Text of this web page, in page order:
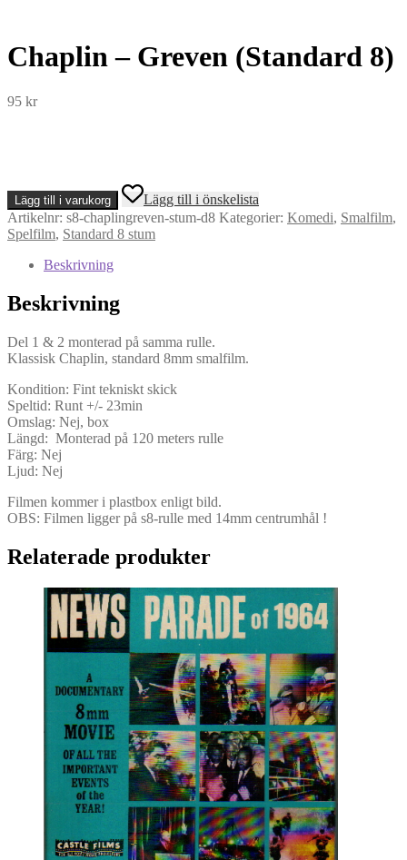
Chaplin – Greven (Standard 8)
95 kr
Chaplin
-
Greven
(Standard
mängd
Lägg till i varukorg
Lägg till i önskelista
Artikelnr: s8-chaplingreven-stum-d8 Kategorier: Komedi, Smalfilm,
Spelfilm, Standard 8 stum
Beskrivning
Beskrivning
Del 1 & 2 monterad på samma rulle.
Klassisk Chaplin, standard 8mm smalfilm.
Kondition: Fint tekniskt skick
Speltid: Runt +/- 23min
Omslag: Nej, box
Längd: Monterad på 120 meters rulle
Färg: Nej
Ljud: Nej
Filmen kommer i plastbox enligt bild.
OBS: Filmen ligger på s8-rulle med 14mm centrumhål !
Relaterade produkter